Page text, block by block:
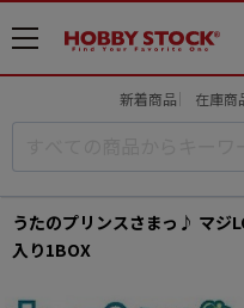
メ
ニ
新着商品 在庫商
うたのプリンスさまっ♪ マジ
入り1BOX